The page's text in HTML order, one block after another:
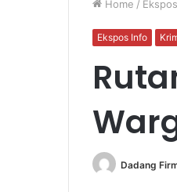
Home /
Ekspos Info
Dadang